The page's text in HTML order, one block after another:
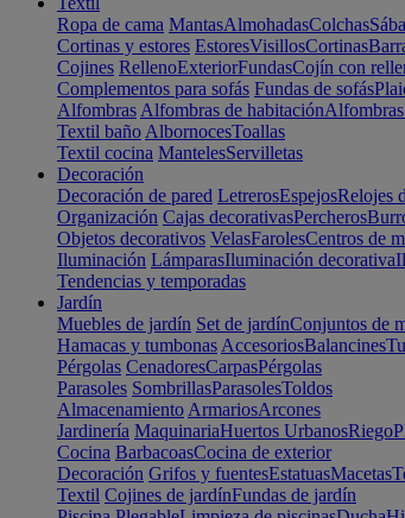
Ropa de cama MantasAlmohadasColchas
Cortinas y estores EstoresVisillosCortinas
Cojines RellenoExteriorFundasCojín con
Complementos para sofás Fundas de sofás
Alfombras Alfombras de habitación
Textil baño AlbornocesToallas
Textil cocina MantelesServilletas
Decoración
Decoración de pared LetrerosEspejosRelojes
Organización Cajas decorativasPercheros
Objetos decorativos VelasFarolesCentros de
Iluminación LámparasIluminación decorativa
Tendencias y temporadas
Jardín
Muebles de jardín Set de jardínConjuntos de
Hamacas y tumbonas AccesoriosBalancines
Pérgolas CenadoresCarpasPérgolas
Parasoles SombrillasParasolesToldos
Almacenamiento ArmariosArcones
Jardinería MaquinariaHuertos UrbanosRiego
Cocina BarbacoasCocina de exterior
Decoración Grifos y fuentesEstatuasMacetas
Textil Cojines de jardínFundas de jardín